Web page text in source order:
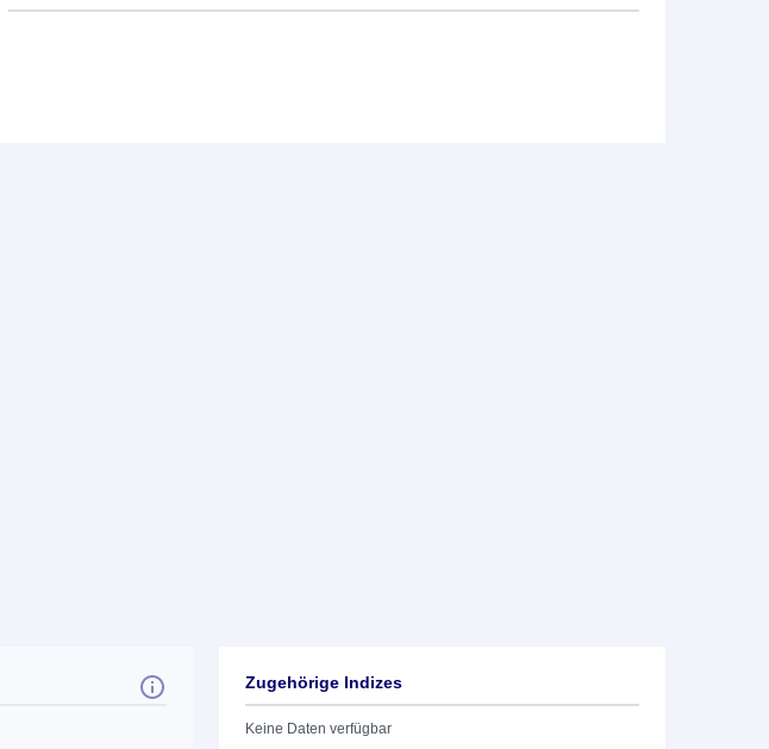
Zugehörige Indizes
Keine Daten verfügbar